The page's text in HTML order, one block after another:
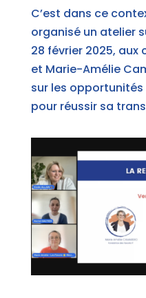
C’est dans ce
organisé un atelier
28 février 2025, aux
et Marie-Amélie
sur les
pour réussir sa